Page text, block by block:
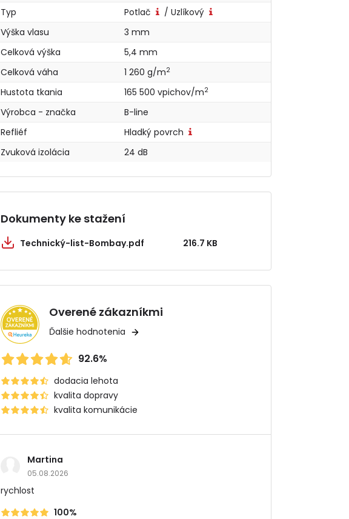
Typ
Potlač
/ Uzlíkový
Výška vlasu
3 mm
Celková výška
5,4 mm
Celková váha
1 260 g/m2
Hustota tkania 165 500 vpichov/m2
Výrobca - značka
B-line
Refliéf
Hladký povrch
Zvuková izolácia
24 dB
Dokumenty ke stažení
Technický-list-Bombay.pdf 216.7 KB
Overené zákazníkmi
Ďalšie hodnotenia
92.6%
dodacia lehota
kvalita dopravy
kvalita komunikácie
Martina
05.08.2026
rychlost
100%